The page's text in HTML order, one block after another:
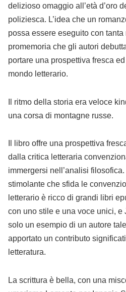
delizioso omaggio all’età d’oro
poliziesca. L’idea che un
possa essere eseguito con tanta
promemoria che gli autori
portare una prospettiva fresca
mondo letterario.
Il ritmo della storia era veloce
una corsa di montagne russe.
Il libro offre una prospettiva
dalla critica letteraria
immergersi nell’analisi
stimolante che sfida le
letterario è ricco di grandi libri
con uno stile e una voce unici, e
solo un esempio di un autore
apportato un contributo
letteratura.
La scrittura è bella, con una